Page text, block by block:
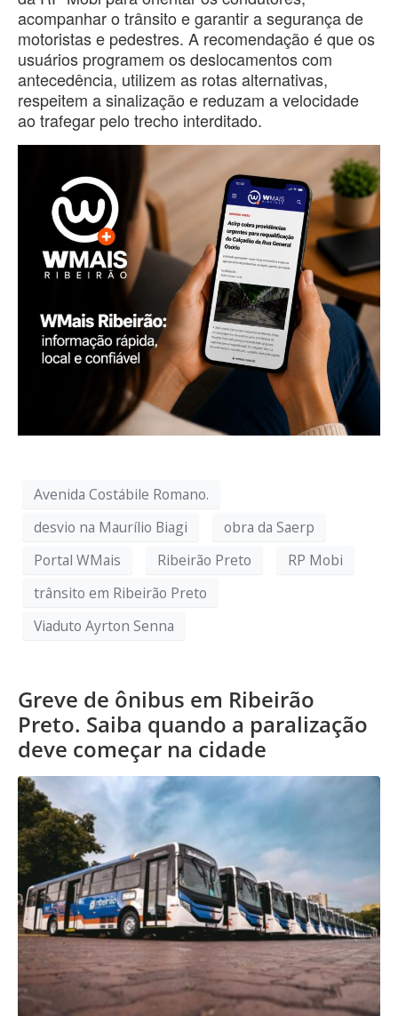
acompanhar o trânsito e garantir a segurança de
motoristas e pedestres. A recomendação é que os
usuários programem os deslocamentos com
antecedência, utilizem as rotas alternativas,
respeitem a sinalização e reduzam a velocidade
ao trafegar pelo trecho interditado.
Avenida Costábile Romano.
desvio na Maurílio Biagi
obra da Saerp
Portal WMais
Ribeirão Preto
RP Mobi
trânsito em Ribeirão Preto
Viaduto Ayrton Senna
Greve de ônibus em Ribeirão
Preto. Saiba quando a paralização
deve começar na cidade